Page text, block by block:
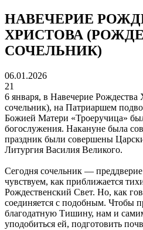
НАВЕЧЕРИЕ
ХРИСТОВА
СОЧЕЛЬНИК)
06.01.2026
21
6 января, в Навечерие
сочельник), на Патриаршем
Божией Матери «Троеручица»
богослужения. Накануне была
праздник были совершены
Литургия Василия Великого.
Сегодня сочельник —
чувствуем, как приближается
Рождественский Свет. Но, как
соединяется с подобным. Чтобы
благодатную Тишину, нам и
уподобиться ей, подготовить